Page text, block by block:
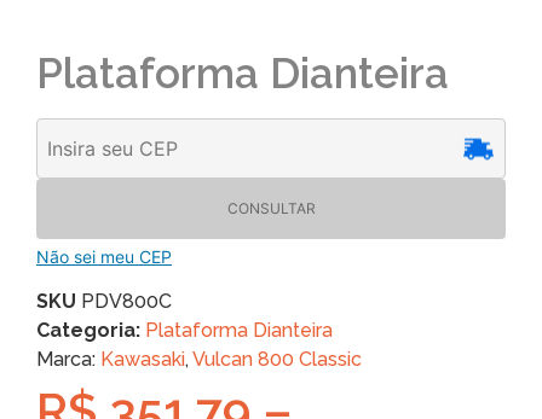
Plataforma Dianteira
CONSULTAR
Não sei meu CEP
SKU PDV800C
Categoria: Plataforma Dianteira
Marca: Kawasaki,Vulcan 800 Classic